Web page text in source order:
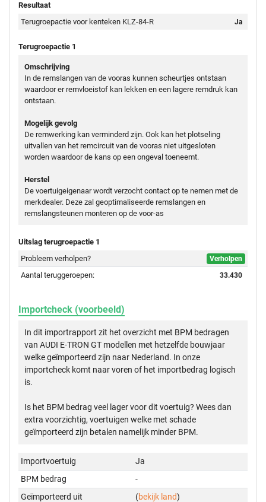
Resultaat
Terugroepactie voor kenteken KLZ-84-R
Ja
Terugroepactie 1
Omschrijving
In de remslangen van de vooras kunnen scheurtjes ontstaan
waardoor er remvloeistof kan lekken en een lagere remdruk kan
ontstaan.
Mogelijk gevolg
De remwerking kan verminderd zijn. Ook kan het plotseling
uitvallen van het remcircuit van de vooras niet uitgesloten
worden waardoor de kans op een ongeval toeneemt.
Herstel
De voertuigeigenaar wordt verzocht contact op te nemen met de
merkdealer. Deze zal geoptimaliseerde remslangen en
remslangsteunen monteren op de voor-as
Uitslag terugroepactie 1
Probleem verholpen?
Verholpen
Aantal teruggeroepen: 33.430
Importcheck (voorbeeld)
In dit importrapport zit het overzicht met BPM bedragen
van AUDI E-TRON GT modellen met hetzelfde bouwjaar
welke geïmporteerd zijn naar Nederland. In onze
importcheck komt naar voren of het importbedrag logisch
is.
Is het BPM bedrag veel lager voor dit voertuig? Wees dan
extra voorzichtig, voertuigen welke met schade
geïmporteerd zijn betalen namelijk minder BPM.
Importvoertuig
Ja
BPM bedrag
-
Geïmporteerd uit
(bekijk land)